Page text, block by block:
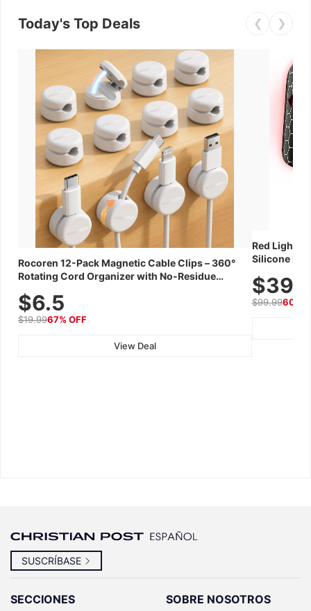
Today's Top Deals ❮ ❯
Rocoren 12-Pack Magnetic Cable Clips – 360°
Rotating Cord Organizer with No-Residue
Wall, Car & Office, White
$6.5
$19.9967% OFF
View Deal
Red Light
Silicone
$99.9960%
SUSCRÍBASE
SECCIONES SOBRE NOSOTROS